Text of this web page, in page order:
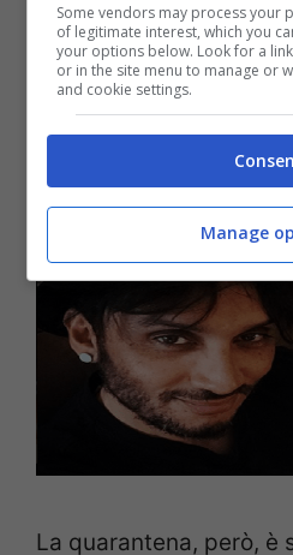
ma anche
questo nuovo
toglierà più nessuno
La quarantena, però, è
Some vendors may process your
of legitimate interest, which you
your options below. Look for a
or in the site menu to manage or
and cookie settings.
Manage